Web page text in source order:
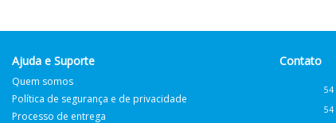
Ajuda e Suporte
Quem somos
Política de segurança e de privacidade
Processo de entrega
Contato
54
54